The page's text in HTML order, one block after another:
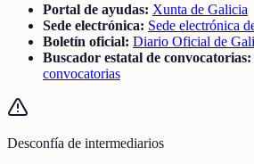
Portal de ayudas: Xunta de Galicia
Sede electrónica: Sede electrónica
Boletín oficial: Diario Oficial de
Buscador estatal de convocatorias:
convocatorias
Desconfía de intermediarios